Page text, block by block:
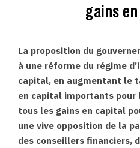
gains
La proposition du
à une réforme du régime
capital, en augmentant le
en capital importants
tous les gains en capital
une vive opposition de la
des conseillers financiers,